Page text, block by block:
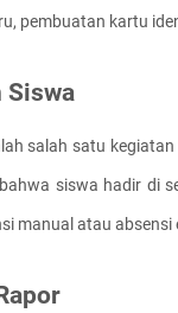
pembuatan kartu
Siswa
salah satu
siswa hadir di
manual atau absensi